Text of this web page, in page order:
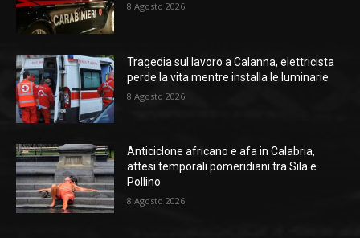
8 Agosto 2026
Tragedia sul lavoro a Calanna, elettricista
perde la vita mentre installa le luminarie
8 Agosto 2026
Anticiclone africano e afa in Calabria,
attesi temporali pomeridiani tra Sila e
Pollino
8 Agosto 2026